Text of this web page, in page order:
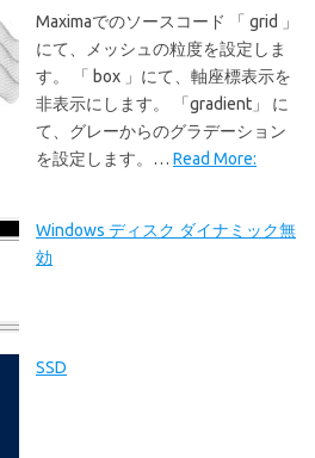
Maximaでのソースコード 「 grid 」
にて、メッシュの粒度を設定しま
す。 「 box 」にて、軸座標表示を
非表示にします。 「gradient」 に
て、グレーからのグラデーション
を設定します。… Read More:
Windows ディスク ダイナミック無
効
SSD